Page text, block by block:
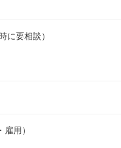
に要相談）
用）